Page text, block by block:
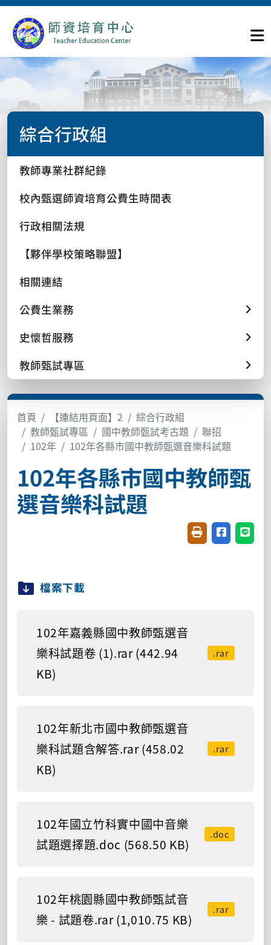
綜合行政組
教師專業社群紀錄
校內甄選師資培育公費生時間表
行政相關法規
【夥伴學校策略聯盟】
相關連結
公費生業務
史懷哲服務
教師甄試專區
首頁 【連結用頁面】2
綜合行政組
教師甄試專區
國中教師甄試考古題
聯招
102年
102年各縣市國中教師甄選音樂科試題
102年各縣市國中教師甄
選音樂科試題
友善列印(開新視
分享至臉書
分享
檔案下載
102年嘉義縣國中教師甄選音
樂科試題卷 (1).rar (442.94
KB)
.rar
102年新北市國中教師甄選音
樂科試題含解答.rar (458.02
KB)
.rar
102年國立竹科實中國中音樂
試題選擇題.doc (568.50 KB)
.doc
102年桃園縣國中教師甄試音
樂 - 試題卷.rar (1,010.75 KB)
.rar